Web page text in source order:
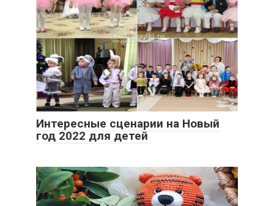
Интересные сценарии на Новый
год 2022 для детей